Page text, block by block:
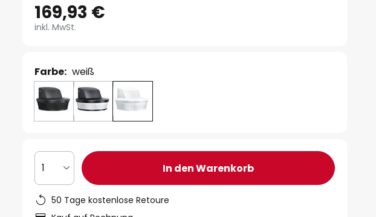
169,93 €
inkl. MwSt.
Farbe: weiß
1 In den Warenkorb
50 Tage kostenlose Retoure